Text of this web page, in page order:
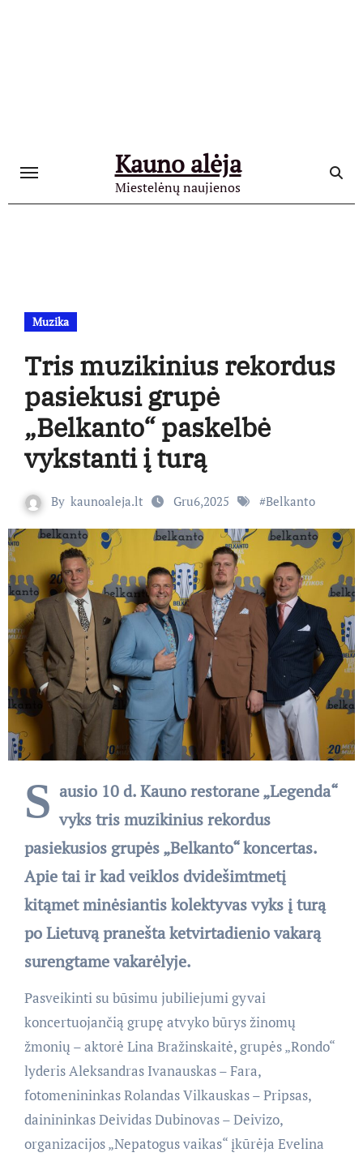
Kauno alėja
Miestelėnų naujienos
Muzika
Tris muzikinius rekordus
pasiekusi grupė
„Belkanto“ paskelbė
vykstanti į turą
By kaunoaleja.lt Gru6,2025 #Belkanto
S ausio 10 d. Kauno restorane „Legenda“
vyks tris muzikinius rekordus
pasiekusios grupės „Belkanto“ koncertas.
Apie tai ir kad veiklos dvidešimtmetį
kitąmet minėsiantis kolektyvas vyks į turą
po Lietuvą pranešta ketvirtadienio vakarą
surengtame vakarėlyje.
Pasveikinti su būsimu jubiliejumi gyvai
koncertuojančią grupę atvyko būrys žinomų
žmonių – aktorė Lina Bražinskaitė, grupės „Rondo“
lyderis Aleksandras Ivanauskas – Fara,
fotomenininkas Rolandas Vilkauskas – Pripsas,
dainininkas Deividas Dubinovas – Deivizo,
organizacijos „Nepatogus vaikas“ įkūrėja Evelina